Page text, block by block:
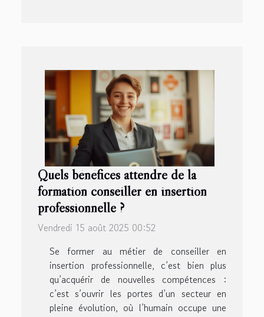
Quels bénéfices attendre de la
formation conseiller en insertion
professionnelle ?
Vendredi 15 août 2025 00:52
Se former au métier de conseiller en
insertion professionnelle, c’est bien plus
qu’acquérir de nouvelles compétences :
c’est s’ouvrir les portes d’un secteur en
pleine évolution, où l’humain occupe une